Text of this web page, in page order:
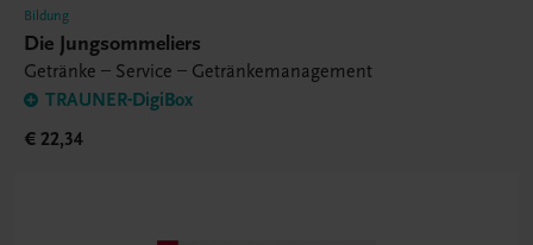
Bildung
Die Jungsommeliers
Getränke – Service – Getränkemanagement
TRAUNER-DigiBox
€ 22,34